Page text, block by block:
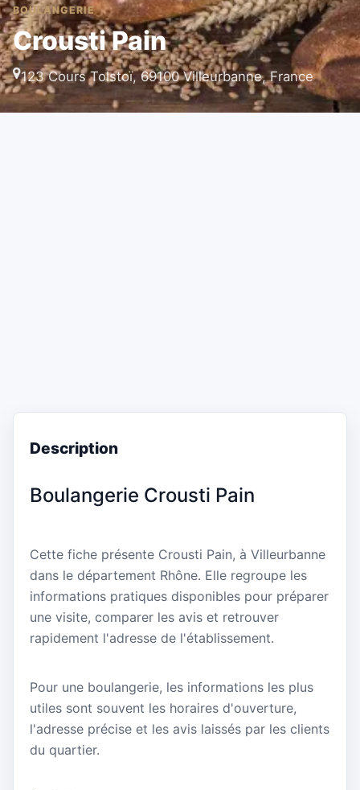
BOULANGERIE
Crousti Pain
123 Cours Tolstoï, 69100 Villeurbanne, France
Description
Boulangerie Crousti Pain
Cette fiche présente Crousti Pain, à Villeurbanne
dans le département Rhône. Elle regroupe les
informations pratiques disponibles pour préparer
une visite, comparer les avis et retrouver
rapidement l'adresse de l'établissement.
Pour une boulangerie, les informations les plus
utiles sont souvent les horaires d'ouverture,
l'adresse précise et les avis laissés par les clients
du quartier.